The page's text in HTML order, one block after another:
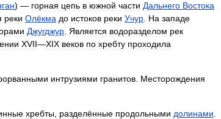
) — горная цепь в южной части Дальнего Востока
реки Олёкма до истоков реки Учур На западе
Джугджур Является водоразделом рек
XVII—XIX веков по хребту проходила
интрузиями гранитов Месторождения
хребты разделённые продольными долинами